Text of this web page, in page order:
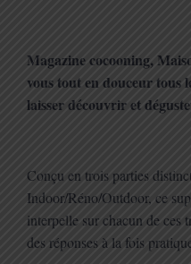
Magazine cocooning,
vous tout en douceur tous
laisser découvrir et
Conçu en trois parties
Indoor/Réno/Outdoor, ce
interpelle sur chacun de ces
des réponses à la fois